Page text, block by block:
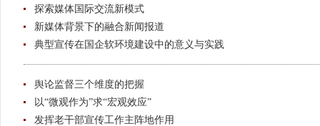
探索媒体国际交流新模式
新媒体背景下的融合新闻报道
典型宣传在国企软环境建设中的意义与实践
舆论监督三个维度的把握
以“微观作为”求“宏观效应”
发挥老干部宣传工作主阵地作用